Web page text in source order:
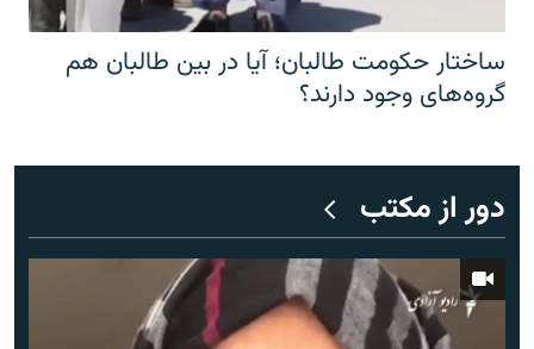
ساختار حکومت طالبان؛ آیا در بین طالبان هم
گروه‌های وجود دارند؟
دور از مکتب